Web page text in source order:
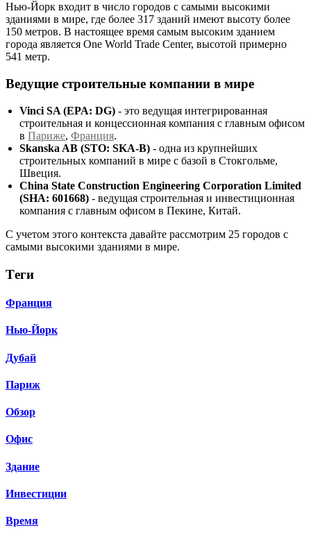
Нью-Йорк входит в число городов с самыми высокими
зданиями в мире, где более 317 зданий имеют высоту более
150 метров. В настоящее время самым высоким зданием
города является One World Trade Center, высотой примерно
541 метр.
Ведущие строительные компании в мире
Vinci SA (EPA: DG) - это ведущая интегрированная
строительная и концессионная компания с главным офисом
в Париже, Франция.
Skanska AB (STO: SKA-B) - одна из крупнейших
строительных компаний в мире с базой в Стокгольме,
Швеция.
China State Construction Engineering Corporation Limited
(SHA: 601668) - ведущая строительная и инвестиционная
компания с главным офисом в Пекине, Китай.
С учетом этого контекста давайте рассмотрим 25 городов с
самыми высокими зданиями в мире.
Тeги
Франция
Нью-Йорк
Дубай
Париж
Обзор
Офис
Здание
Инвестиции
Время